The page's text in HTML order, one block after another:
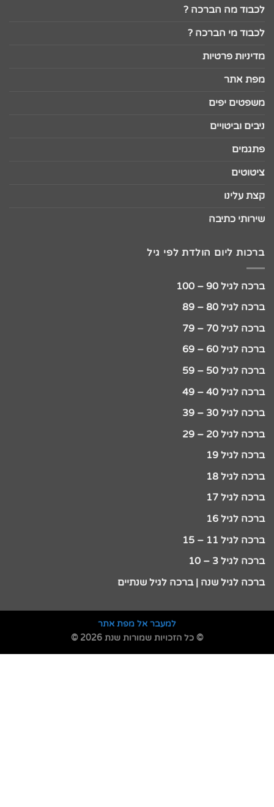
לכבוד מה הברכה ?
לכבוד מי הברכה ?
מדיניות פרטיות
מפת אתר
משפטים יפים
ניבים וביטויים
פתגמים
ציטוטים
קצת עלינו
שירותי כתיבה
ברכות ליום הולדת לפי גיל
ברכה לגיל 90 – 100
ברכה לגיל 80 – 89
ברכה לגיל 70 – 79
ברכה לגיל 60 – 69
ברכה לגיל 50 – 59
ברכה לגיל 40 – 49
ברכה לגיל 30 – 39
ברכה לגיל 20 – 29
ברכה לגיל 19
ברכה לגיל 18
ברכה לגיל 17
ברכה לגיל 16
ברכה לגיל 11 – 15
ברכה לגיל 3 – 10
ברכה לגיל שנה | ברכה לגיל שנתיים
למעבר אל מפת אתר
© כל הזכויות שמורות שנת 2026 ©